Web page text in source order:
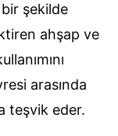
şekilde
ahşap ve
arasında
teşvik eder.